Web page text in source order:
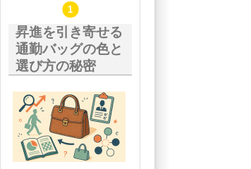
昇進を引き寄せる
通勤バッグの色と
選び方の秘密